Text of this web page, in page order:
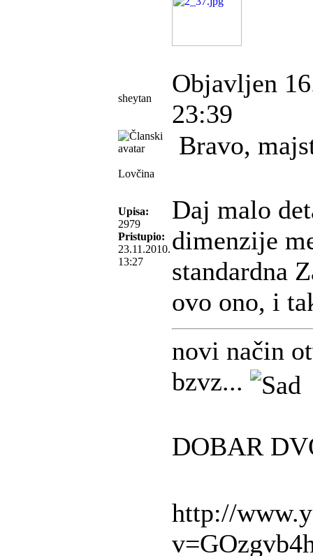
sheytan
Objavljen
23:39
Lovčina
Upisa:
2979
Pristupio:
23.11.2010.
13:27
Bravo,
Daj malo
dimenzije
standardna
ovo ono, i
novi način
bzvz...
DOBAR
http://